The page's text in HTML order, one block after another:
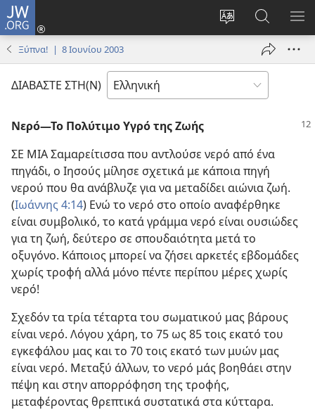
JW.ORG
Αλλαγή
γλώσσας
ιστότοπου
Σύνδεση
(ανοίγει
παράθυρο)
στο
JW.ORG
Ξύπνα! | 8 Ιουνίου 2003
ΔΙΑΒΑΣΤΕ ΣΤΗ(Ν)
Νερό​—Το Πολύτιμο Υγρό της Ζωής
ΣΕ ΜΙΑ Σαμαρείτισσα που αντλούσε νερό από ένα
πηγάδι, ο Ιησούς μίλησε σχετικά με κάποια πηγή
νερού που θα ανάβλυζε για να μεταδίδει αιώνια ζωή.
(Ιωάννης 4:14) Ενώ το νερό στο οποίο αναφέρθηκε
είναι συμβολικό, το κατά γράμμα νερό είναι ουσιώδες
για τη ζωή, δεύτερο σε σπουδαιότητα μετά το
οξυγόνο. Κάποιος μπορεί να ζήσει αρκετές εβδομάδες
χωρίς τροφή αλλά μόνο πέντε περίπου μέρες χωρίς
νερό!
Σχεδόν τα τρία τέταρτα του σωματικού μας βάρους
είναι νερό. Λόγου χάρη, το 75 ως 85 τοις εκατό του
εγκεφάλου μας και το 70 τοις εκατό των μυών μας
είναι νερό. Μεταξύ άλλων, το νερό μάς βοηθάει στην
πέψη και στην απορρόφηση της τροφής,
μεταφέροντας θρεπτικά συστατικά στα κύτταρα.